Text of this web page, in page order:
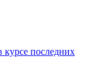
курсе последних